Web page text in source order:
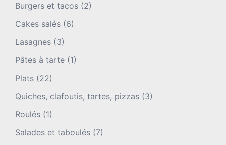
Burgers et tacos (2)
Cakes salés (6)
Lasagnes (3)
Pâtes à tarte (1)
Plats (22)
Quiches, clafoutis, tartes, pizzas (3)
Roulés (1)
Salades et taboulés (7)